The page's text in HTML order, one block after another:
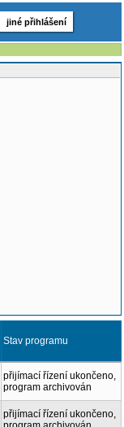
jiné přihlášení
Stav programu
přijímací řízení ukončeno,
program archivován
přijímací řízení ukončeno,